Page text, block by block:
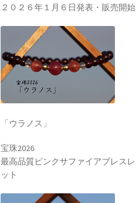
２０２６年１月６日発表・販売開始
「ウラノス」
宝珠2026
最高品質ピンクサファイアブレスレ
ット